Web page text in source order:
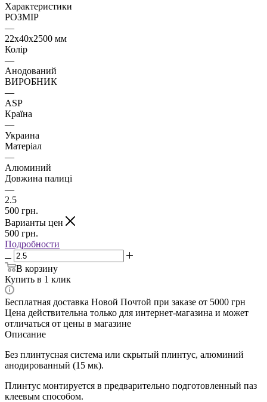
Характеристики
РОЗМІР
—
22х40x2500 мм
Колір
—
Анодований
ВИРОБНИК
—
ASP
Країна
—
Украина
Матеріал
—
Алюминий
Довжина палиці
—
2.5
500 грн.
Варианты цен
500 грн.
Подробности
В корзину
Купить в 1 клик
Бесплатная доставка Новой Почтой при заказе от 5000 грн
Цена действительна только для интернет-магазина и может
отличаться от цены в магазине
Описание
Без плинтусная система или скрытый плинтус, алюминий
анодированный (15 мк).
Плинтус монтируется в предварительно подготовленный паз
клеевым способом.